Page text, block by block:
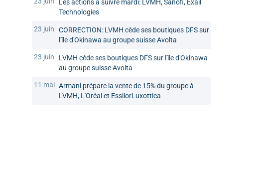
Les actions à suivre mardi: LVMH, Sanofi, Exail
Technologies
23 juin
CORRECTION: LVMH cède ses boutiques DFS sur
l'île d'Okinawa au groupe suisse Avolta
23 juin
LVMH cède ses boutiques DFS sur l'île d'Okinawa
au groupe suisse Avolta
11 mai Armani prépare la vente de 15% du groupe à
LVMH, L'Oréal et EssilorLuxottica